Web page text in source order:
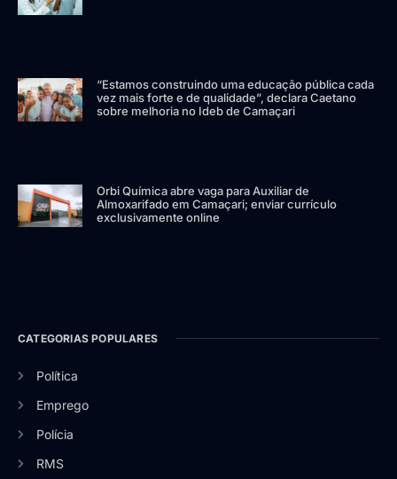
“Estamos construindo uma educação pública cada
vez mais forte e de qualidade”, declara Caetano
sobre melhoria no Ideb de Camaçari
Orbi Química abre vaga para Auxiliar de
Almoxarifado em Camaçari; enviar currículo
exclusivamente online
CATEGORIAS POPULARES
Política
Emprego
Polícia
RMS